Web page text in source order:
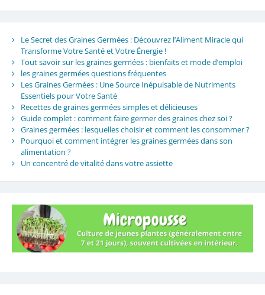
Le Secret des Graines Germées : Découvrez l’Aliment Miracle qui
Transforme Votre Santé et Votre Énergie !
Tout savoir sur les graines germées : bienfaits et mode d’emploi
les graines germées questions fréquentes
Les Graines Germées : Une Source Inépuisable de Nutriments
Essentiels pour Votre Santé
Recettes de graines germées simples et délicieuses
Guide complet : comment faire germer des graines chez soi ?
Graines germées : lesquelles choisir et comment les consommer ?
Pourquoi et comment intégrer les graines germées dans son
alimentation ?
Un concentré de vitalité dans votre assiette